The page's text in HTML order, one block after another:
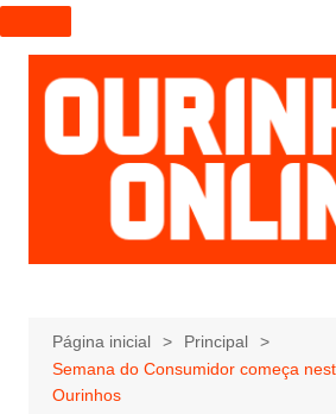
I
r
p
a
r
a
e
ú
d
Página inicial
Principal
Semana do Consumidor começa
Ourinhos